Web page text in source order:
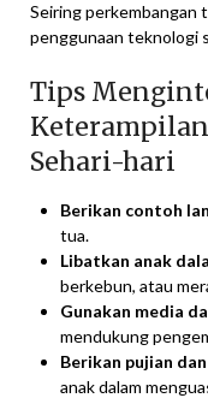
Seiring perkembangan
penggunaan teknologi
Tips
Sehari-hari
Berikan contoh
tua.
Libatkan anak
berkebun, atau
Gunakan media
mendukung
Berikan pujian
anak dalam